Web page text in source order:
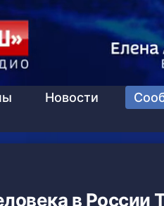
Новости
в России